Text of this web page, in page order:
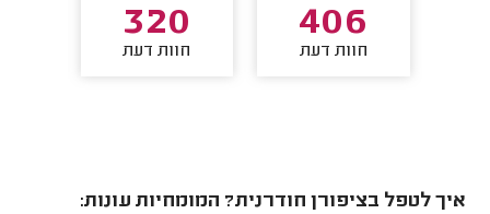
406
חוות דעת
320
חוות דעת
איך לטפל בציפורן חודרנית? המומחיות עונות: